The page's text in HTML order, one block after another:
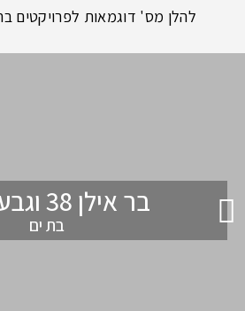
להלן מס' דוגמאות לפרויקטים
בר אילן 38 וגבעתי 27
בת ים